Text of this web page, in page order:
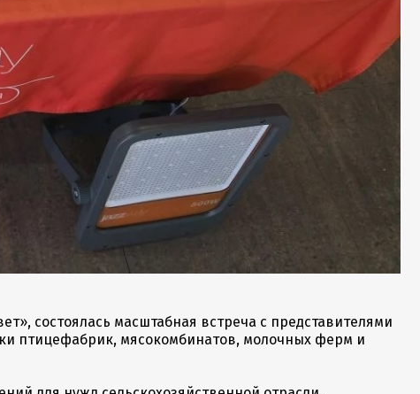
состоялась масштабная встреча с представителями
птицефабрик, мясокомбинатов, молочных ферм и